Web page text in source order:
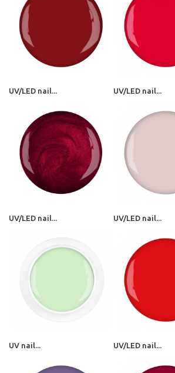
UV/LED nail... UV/LED nail...
UV/LED nail... UV/LED nail...
UV nail... UV/LED nail...